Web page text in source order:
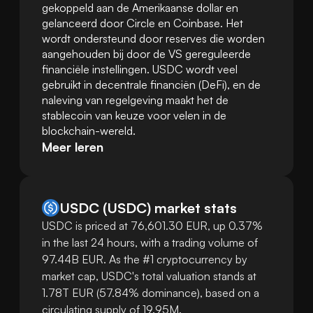
gekoppeld aan de Amerikaanse dollar en
gelanceerd door Circle en Coinbase. Het
wordt ondersteund door reserves die worden
aangehouden bij door de VS gereguleerde
financiële instellingen. USDC wordt veel
gebruikt in decentrale financiën (DeFi), en de
naleving van regelgeving maakt het de
stablecoin van keuze voor velen in de
blockchain-wereld.
Meer leren
USDC (USDC) market stats
USDC is priced at 76,601.30 EUR, up 0.37%
in the last 24 hours, with a trading volume of
97.44B EUR. As the #1 cryptocurrency by
market cap, USDC's total valuation stands at
1.78T EUR (57.84% dominance), based on a
circulating supply of 19.95M.